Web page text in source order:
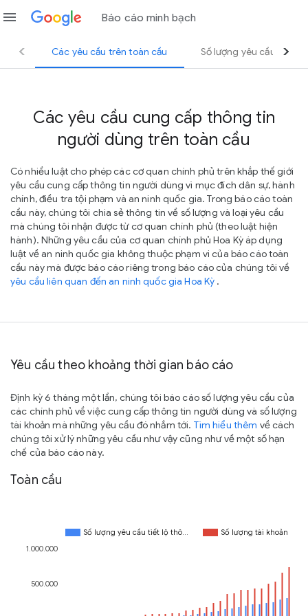
menu Báo cáo minh bạch
Các yêu cầu trên toàn cầu Số lượng yêu cầu của
Các yêu cầu cung cấp thông tin
người dùng trên toàn cầu
Có nhiều luật cho phép các cơ quan chính phủ trên khắp thế giới
yêu cầu cung cấp thông tin người dùng vì mục đích dân sự, hành
chính, điều tra tội phạm và an ninh quốc gia. Trong báo cáo toàn
cầu này, chúng tôi chia sẻ thông tin về số lượng và loại yêu cầu
mà chúng tôi nhận được từ cơ quan chính phủ (theo luật hiện
hành). Những yêu cầu của cơ quan chính phủ Hoa Kỳ áp dụng
luật về an ninh quốc gia không thuộc phạm vi của báo cáo toàn
cầu này mà được báo cáo riêng trong báo cáo của chúng tôi về
yêu cầu liên quan đến an ninh quốc gia Hoa Kỳ .
Yêu cầu theo khoảng thời gian báo cáo
Định kỳ 6 tháng một lần, chúng tôi báo cáo số lượng yêu cầu của
các chính phủ về việc cung cấp thông tin người dùng và số lượng
tài khoản mà những yêu cầu đó nhắm tới. Tìm hiểu thêm về cách
chúng tôi xử lý những yêu cầu như vậy cũng như về một số hạn
chế của báo cáo này.
Toàn cầu
Số lượng yêu cầu tiết lộ thô… Số lượng tài khoản
500.000
1.000.000